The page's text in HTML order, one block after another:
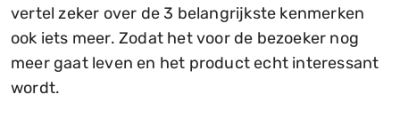
vertel zeker over de 3 belangrijkste kenmerken
ook iets meer. Zodat het voor de bezoeker nog
meer gaat leven en het product echt interessant
wordt.